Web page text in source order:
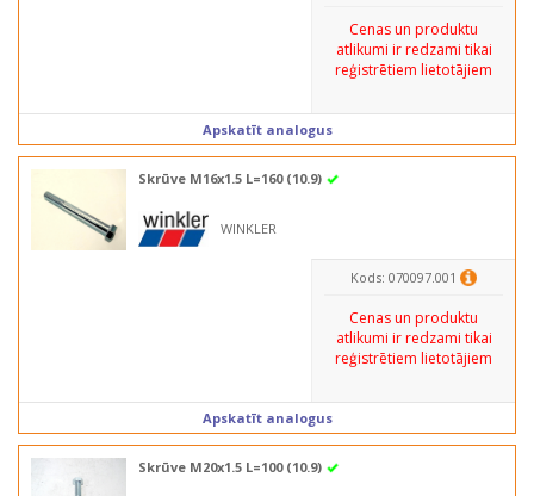
Cenas un produktu
atlikumi ir redzami tikai
reģistrētiem lietotājiem
Apskatīt analogus
Skrūve M16x1.5 L=160 (10.9)
WINKLER
Kods: 070097.001
Cenas un produktu
atlikumi ir redzami tikai
reģistrētiem lietotājiem
Apskatīt analogus
Skrūve M20x1.5 L=100 (10.9)